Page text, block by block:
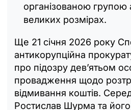
організованою групою
великих розмірах.
Ще 21 січня 2026 року
антикорупційна
про підозру дев’ятьом
провадження щодо
відмивання коштів.
Ростислав Шурма та його